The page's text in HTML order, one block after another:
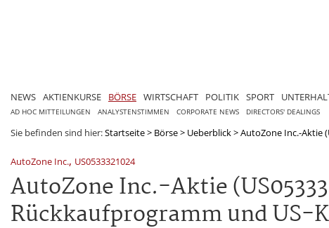
NEWS AKTIENKURSE BÖRSE WIRTSCHAFT POLITIK SPORT
AD HOC MITTEILUNGEN ANALYSTENSTIMMEN CORPORATE NEWS DIRECTORS' DEALINGS
Sie befinden sind hier:Startseite> Börse> Ueberblick>AutoZone Inc.-Aktie
AutoZone Inc., US0533321024
AutoZone Inc.-Aktie
Rückkaufprogramm und US-